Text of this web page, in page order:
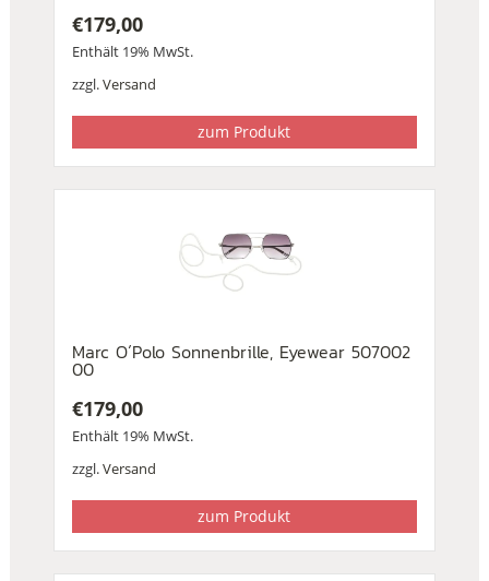
€179,00
Enthält 19% MwSt.
zzgl.Versand
zum Produkt
Marc O´Polo Sonnenbrille, Eyewear 507002
00
€179,00
Enthält 19% MwSt.
zzgl.Versand
zum Produkt